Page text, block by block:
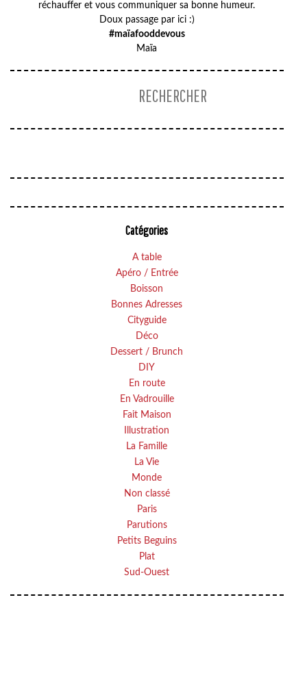
réchauffer et vous communiquer sa bonne humeur.
Doux passage par ici :)
#maïafooddevous
Maïa
Catégories
A table
Apéro / Entrée
Boisson
Bonnes Adresses
Cityguide
Déco
Dessert / Brunch
DIY
En route
En Vadrouille
Fait Maison
Illustration
La Famille
La Vie
Monde
Non classé
Paris
Parutions
Petits Beguins
Plat
Sud-Ouest